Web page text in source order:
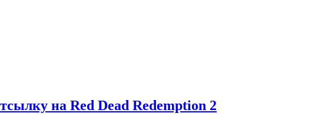
на Red Dead Redemption 2